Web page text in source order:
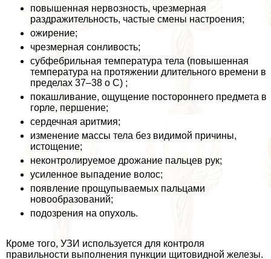
повышенная нервозность, чрезмерная
раздражительность, частые смены настроения;
ожирение;
чрезмерная сонливость;
субфебрильная температура тела (повышенная
температура на протяжении длительного времени в
пределах 37–38 o C) ;
покашливание, ощущение постороннего предмета в
горле, першение;
сердечная аритмия;
изменение массы тела без видимой причины,
истощение;
неконтролируемое дрожание пальцев рук;
усиленное выпадение волос;
появление прощупываемых пальцами
новообразований;
подозрения на опухоль.
Кроме того, УЗИ используется для контроля
правильности выполнения пункции щитовидной железы.